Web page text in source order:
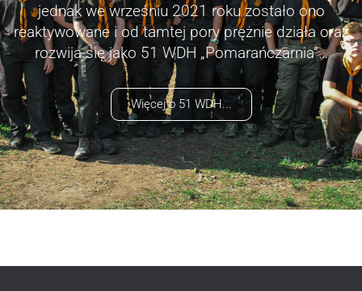
jednak we wrześniu 2021 roku zostało ono
reaktywowane i od tamtej pory prężnie działa oraz
rozwija się jako 51 WDH „Pomarańczarnia”…
Więcej o 51 WDH...